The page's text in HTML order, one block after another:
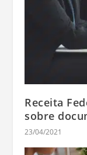
Receita
sobre
23/04/2021